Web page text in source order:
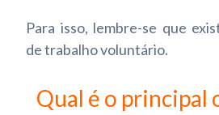
Para isso, lembre-se que
de trabalho voluntário.
Qual é o principal